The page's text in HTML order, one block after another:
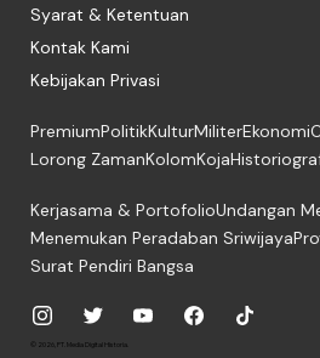
Syarat & Ketentuan
Kontak Kami
Kebijakan Privasi
PremiumPolitikKulturMiliterEkonomi
Lorong ZamanKolomKoja
Kerjasama & PortofolioUndangan
Menemukan Peradaban Sriwijaya
Surat Pendiri Bangsa
© 2026, PT. Media Digital Historia.